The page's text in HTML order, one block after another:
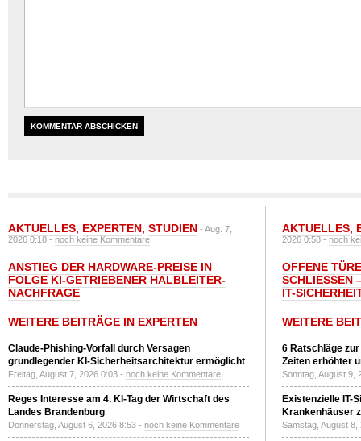
AKTUELLES, EXPERTEN, STUDIEN - Aug. 7,
2026 0:18 -noch keine Kommentare
ANSTIEG DER HARDWARE-PREISE IN
FOLGE KI-GETRIEBENER HALBLEITER-
NACHFRAGE
WEITERE BEITRÄGE IN EXPERTEN
Claude-Phishing-Vorfall durch Versagen
grundlegender KI-Sicherheitsarchitektur ermöglicht
Freitag, August 7, 2026 0:03 - noch keine Kommentare
Reges Interesse am 4. KI-Tag der Wirtschaft des
Landes Brandenburg
Donnerstag, August 6, 2026 8:53 - noch keine Kommentare
AKTUELLES,
2026 0:58 -noch
OFFENE
SCHLIESSEN
T-
WEITERE
6 Ratschläge
Zeiten erhöhter
Sonntag, August 9,
Existenzielle IT-
Krankenhäuser
Samstag, August